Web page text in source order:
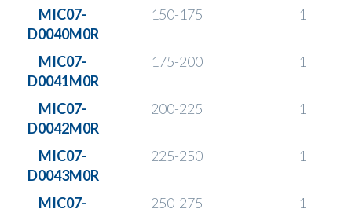
MIC07-
D0040M0R
150-175 1
MIC07-
D0041M0R
175-200 1
MIC07-
D0042M0R
200-225 1
MIC07-
D0043M0R
225-250 1
MIC07-
250-275 1